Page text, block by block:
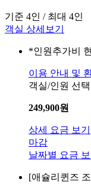
기준 4인 / 최대 4인
객실 상세보기
*인원추가비
이용 안내 및
객실/인원 선
249,900원
상세 요금 보기
마감
날짜별 요금 보
[애슐리퀸즈